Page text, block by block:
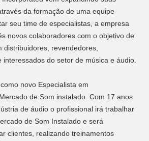
da formação de uma equipe
seu time de especialistas, a empresa
novos colaboradores com o objetivo de
distribuidores, revendedores,
interessados do setor de música e áudio.
novo Especialista em
de Som instalado. Com 17 anos
de áudio o profissional irá trabalhar
de Som Instalado e será
clientes, realizando treinamentos